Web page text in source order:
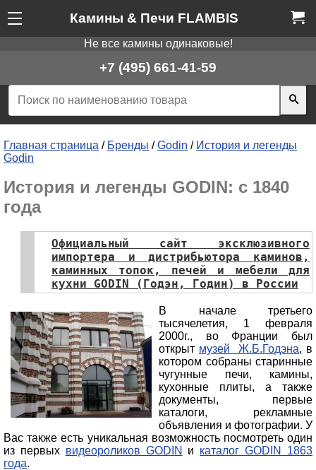
Камины & Печи FLAMBIS
Не все камины одинаковые!
+7 (495) 661-41-59
Главная страница / Бренды /Godin / История и легенды
Godin
История и легенды GODIN: с 1840
года
Официальный сайт эксклюзивного
импортера и дистрибьютора каминов,
каминных топок, печей и мебели для
кухни GODIN (Годэн, Годин) в России
В начале третьего
тысячелетия, 1 февраля
2000г., во Франции был
открыт музей Ж.Б.Годэна, в
котором собраны старинные
чугунные печи, камины,
кухонные плиты, а также
документы, первые
каталоги, рекламные
объявления и фотографии. У
Вас также есть уникальная возможность посмотреть один
из первых видеороликов GODIN и каталог GODIN 1863
года.